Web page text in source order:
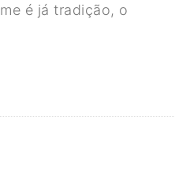
é já tradição, o